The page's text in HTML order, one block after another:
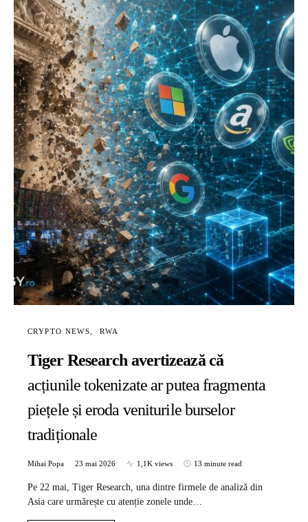
CRYPTO NEWS RWA
Tiger Research avertizează că
acțiunile tokenizate ar putea fragmenta
piețele și eroda veniturile burselor
tradiționale
Mihai Popa 23 mai 2026 1,1K views 13 minute read
Pe 22 mai, Tiger Research, una dintre firmele de analiză din
Asia care urmărește cu atenție zonele unde…